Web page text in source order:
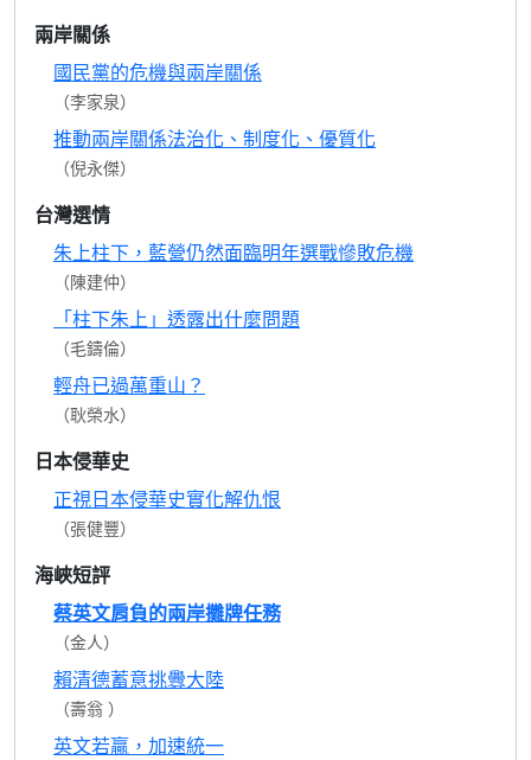
兩岸關係
國民黨的危機與兩岸關係
（李家泉）
推動兩岸關係法治化、制度化、優質化
（倪永傑）
台灣選情
朱上柱下，藍營仍然面臨明年選戰慘敗危機
（陳建仲）
「柱下朱上」透露出什麼問題
（毛鑄倫）
輕舟已過萬重山？
（耿榮水）
日本侵華史
正視日本侵華史實化解仇恨
（張健豐）
海峽短評
蔡英文肩負的兩岸攤牌任務
（金人）
賴清德蓄意挑釁大陸
（壽翁 ）
英文若贏，加速統一